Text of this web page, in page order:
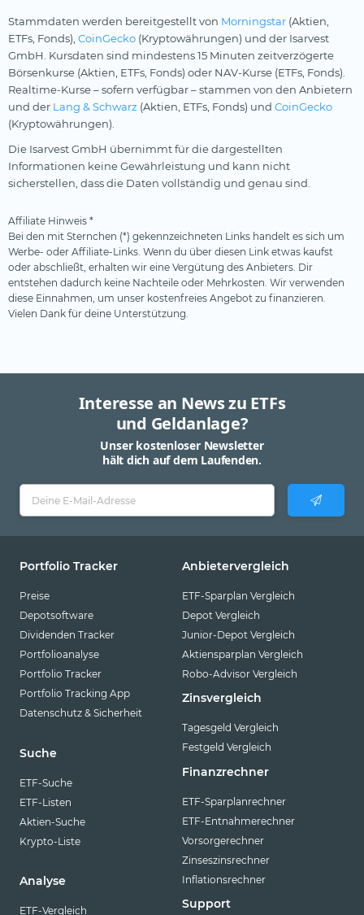
nxtAssets
onemarkets
Ossiam
Palmer Square
Pictet
Pimco
Schroders
SEBA Bank
SocGen
State Street SPDR
Tabula
VanEck
Vanguard
Virtune
XACT
YourIndex
Stammdaten werden bereitgestellt von Morningstar (Aktien,
ETFs, Fonds), CoinGecko (Kryptowährungen) und der Isarvest
GmbH. Kursdaten sind mindestens 15 Minuten zeitverzögerte
Börsenkurse (Aktien, ETFs, Fonds) oder NAV-Kurse (ETFs, Fonds).
Realtime-Kurse – sofern verfügbar – stammen von den Anbietern
und der Lang & Schwarz (Aktien, ETFs, Fonds) und CoinGecko
(Kryptowährungen).
Die Isarvest GmbH übernimmt für die dargestellten
Informationen keine Gewährleistung und kann nicht
sicherstellen, dass die Daten vollständig und genau sind.
Affiliate Hinweis *
Bei den mit Sternchen (*) gekennzeichneten Links handelt es sich um
Werbe- oder Affiliate-Links. Wenn du über diesen Link etwas kaufst
oder abschließt, erhalten wir eine Vergütung des Anbieters. Dir
entstehen dadurch keine Nachteile oder Mehrkosten. Wir verwenden
diese Einnahmen, um unser kostenfreies Angebot zu finanzieren.
Vielen Dank für deine Unterstützung.
Interesse an News zu ETFs
und Geldanlage?
Unser kostenloser Newsletter
hält dich auf dem Laufenden.
Portfolio Tracker
Preise
Depotsoftware
Dividenden Tracker
Portfolioanalyse
Portfolio Tracker
Portfolio Tracking App
Datenschutz & Sicherheit
Suche
ETF-Suche
ETF-Listen
Aktien-Suche
Krypto-Liste
Analyse
ETF-Vergleich
Anbietervergleich
ETF-Sparplan Vergleich
Depot Vergleich
Junior-Depot Vergleich
Aktiensparplan Vergleich
Robo-Advisor Vergleich
Zinsvergleich
Tagesgeld Vergleich
Festgeld Vergleich
Finanzrechner
ETF-Sparplanrechner
ETF-Entnahmerechner
Vorsorgerechner
Zinseszinsrechner
Inflationsrechner
Support